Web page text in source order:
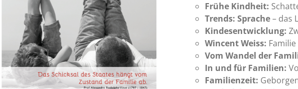
Frühe Kindheit:
Trends: Sprache– das
Kindesentwicklung:
Wincent Weiss:
Vom Wandel der
In und für Familien:
Familienzeit: